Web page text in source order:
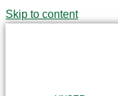
Skip to content